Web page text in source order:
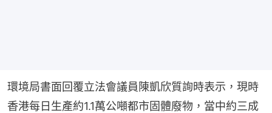
環境局書面回覆立法會議員陳凱欣質詢時表示，現時
香港每日生產約1.1萬公噸都市固體廢物，當中約三成